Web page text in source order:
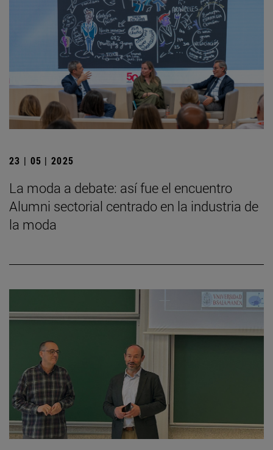
23 | 05 | 2025
La moda a debate: así fue el encuentro
Alumni sectorial centrado en la industria de
la moda